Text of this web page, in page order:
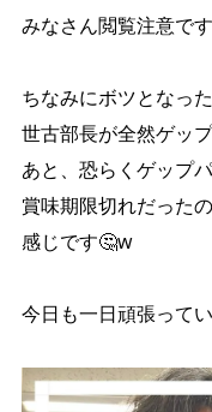
みなさん閲覧注意で
ちなみにボツとなっ
世古部長が全然ゲッ
あと、恐らくゲップ
賞味期限切れだった
感じです🤔w
今日も一日頑張って